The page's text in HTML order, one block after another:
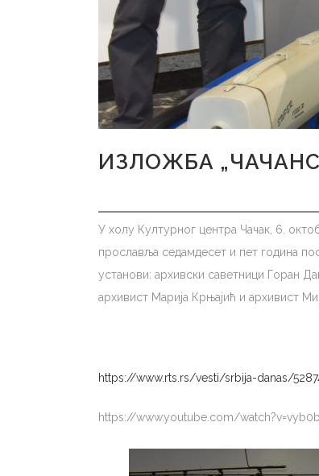
ИЗЛОЖБА
У холу Културног центра Чачак, 6.
прославља седамдесет и пет година
установи: архивски саветници Горан
архивист Марија Крњајић и архивист
https://www.rts.rs/vesti/srbija-danas/
https://www.youtube.com/